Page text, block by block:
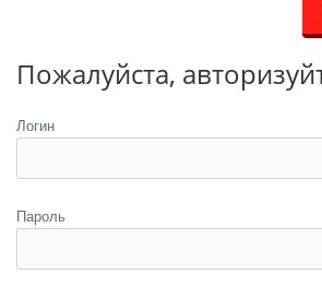
Пожалуйста,
Логин
Пароль